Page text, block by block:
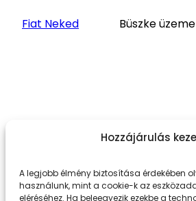
Hozzájárulás
A legjobb élmény biztosítása érdekében
használunk, mint a cookie-k az
eléréséhez. Ha beleegyezik ezekbe a
Fiat Neked Büszke